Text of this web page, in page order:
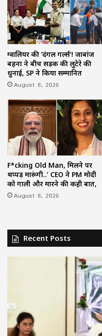
ग्वालियर की ‘दंगल गर्ल्स’! जाबांज
बहनों ने बीच सड़क की लुटेरे की
धुनाई, SP ने किया सम्मानित
August 8, 2026
F*cking Old Man, मिलने पर
थप्पड़ मारूंगी..’ CEO ने PM मोदी
को गाली और मारने की कही बात,
August 8, 2026
Recent Posts